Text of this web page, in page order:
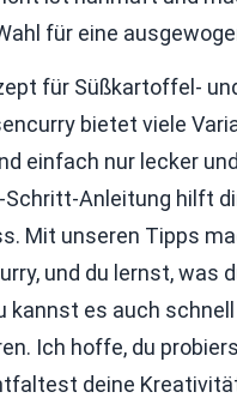
für eine
für Süßkartoffel-
bietet viele
einfach nur lecker
Anleitung hilft
Mit unseren Tipps
und du lernst, was
kannst es auch schnell
Ich hoffe, du
deine